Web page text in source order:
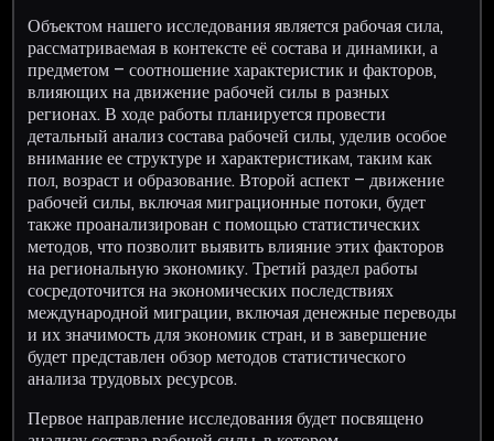
Объектом нашего исследования является рабочая сила,
рассматриваемая в контексте её состава и динамики, а
предметом – соотношение характеристик и факторов,
влияющих на движение рабочей силы в разных
регионах. В ходе работы планируется провести
детальный анализ состава рабочей силы, уделив особое
внимание ее структуре и характеристикам, таким как
пол, возраст и образование. Второй аспект – движение
рабочей силы, включая миграционные потоки, будет
также проанализирован с помощью статистических
методов, что позволит выявить влияние этих факторов
на региональную экономику. Третий раздел работы
сосредоточится на экономических последствиях
международной миграции, включая денежные переводы
и их значимость для экономик стран, и в завершение
будет представлен обзор методов статистического
анализа трудовых ресурсов.
Первое направление исследования будет посвящено